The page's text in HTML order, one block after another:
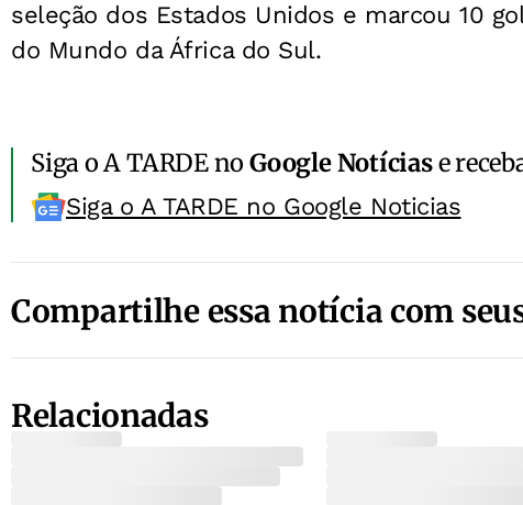
seleção dos Estados Unidos e marcou 10
do Mundo da África do Sul.
Siga o A TARDE noGoogle Notíciase
Siga o A TARDE no Google Noticias
Compartilhe essa notícia com
Relacionadas